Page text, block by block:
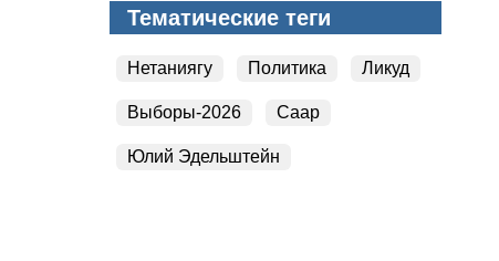
Тематические теги
Нетаниягу Политика Ликуд
Выборы-2026 Саар
Юлий Эдельштейн